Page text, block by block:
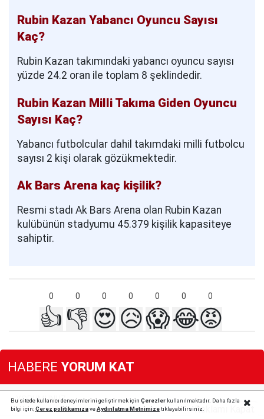
Rubin Kazan Yabancı Oyuncu Sayısı
Kaç?
Rubin Kazan takımındaki yabancı oyuncu sayısı
yüzde 24.2 oran ile toplam 8 şeklindedir.
Rubin Kazan Milli Takıma Giden Oyuncu
Sayısı Kaç?
Yabancı futbolcular dahil takımdaki milli futbolcu
sayısı 2 kişi olarak gözükmektedir.
Ak Bars Arena kaç kişilik?
Resmi stadı Ak Bars Arena olan Rubin Kazan
kulübünün stadyumu 45.379 kişilik kapasiteye
sahiptir.
0 0 0 0 0 0 0
👍 👎 😍😥😱😂😡
HABERE YORUM KAT
Bu sitede kullanıcı deneyimlerini geliştirmek için Çerezlerkullanılmaktadır. Daha fazla
bilgi için;Çerez politikamızaveAydınlatma Metnimizetıklayabilirsiniz.Reklamı Kapat